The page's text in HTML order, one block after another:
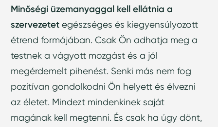
Minőségi üzemanyaggal kell ellátnia a
szervezetet egészséges és kiegyensúlyozott
étrend formájában. Csak Ön adhatja meg a
testnek a vágyott mozgást és a jól
megérdemelt pihenést. Senki más nem fog
pozitívan gondolkodni Ön helyett és élvezni
az életet. Mindezt mindenkinek saját
magának kell megtenni. És csak ha úgy dönt,